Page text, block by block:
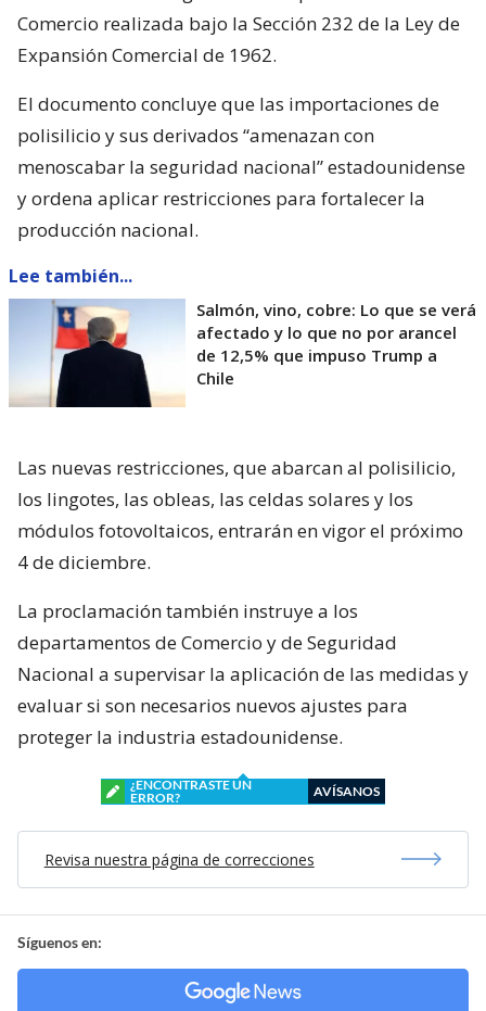
Comercio realizada bajo la Sección 232 de la Ley de
Expansión Comercial de 1962.
El documento concluye que las importaciones de
polisilicio y sus derivados “amenazan con
menoscabar la seguridad nacional” estadounidense
y ordena aplicar restricciones para fortalecer la
producción nacional.
Lee también...
Salmón, vino, cobre: Lo que se verá
afectado y lo que no por arancel
de 12,5% que impuso Trump a
Chile
Las nuevas restricciones, que abarcan al polisilicio,
los lingotes, las obleas, las celdas solares y los
módulos fotovoltaicos, entrarán en vigor el próximo
4 de diciembre.
La proclamación también instruye a los
departamentos de Comercio y de Seguridad
Nacional a supervisar la aplicación de las medidas y
evaluar si son necesarios nuevos ajustes para
proteger la industria estadounidense.
¿ENCONTRASTE UN
ERROR?
AVÍSANOS
Revisa nuestra página de correcciones
Síguenos en: